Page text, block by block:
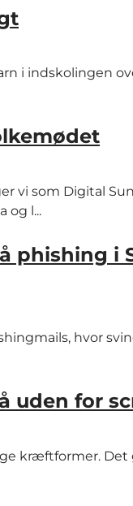
i indskolingen
vi som Digital
og l...
phishing i
hvor
uden for
kræftformer.